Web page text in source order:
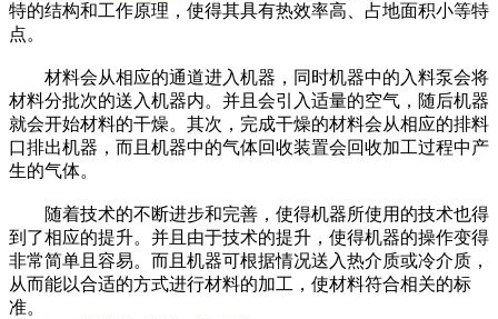
特的结构和工作原理，使得其具有热效率高、占地面积小等特
点。
材料会从相应的通道进入机器，同时机器中的入料泵会将
材料分批次的送入机器内。并且会引入适量的空气，随后机器
就会开始材料的干燥。其次，完成干燥的材料会从相应的排料
口排出机器，而且机器中的气体回收装置会回收加工过程中产
生的气体。
随着技术的不断进步和完善，使得机器所使用的技术也得
到了相应的提升。并且由于技术的提升，使得机器的操作变得
非常简单且容易。而且机器可根据情况送入热介质或冷介质，
从而能以合适的方式进行材料的加工，使材料符合相关的标
准。